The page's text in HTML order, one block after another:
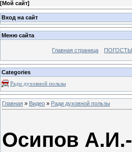
[Мой сайт]
Вход на сайт
Меню сайта
Главная страница ПОГОСТЫ
Categories
Ради духовной пользы
Главная » Видео » Ради духовной пользы
Осипов А.И.-